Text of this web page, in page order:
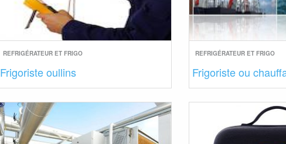
REFRIGÉRATEUR ET FRIGO
Frigoriste oullins
REFRIGÉRATEUR ET FRIGO
Frigoriste ou